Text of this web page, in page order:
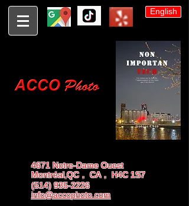
English
4671 Notre-Dame Ouest
Montréal,QC， CA， H4C 1S7
(514) 935-2226
info@accophoto.com